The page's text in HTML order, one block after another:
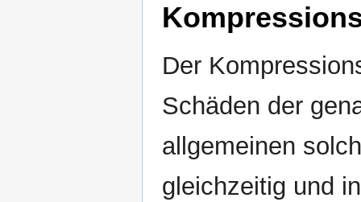
Der
Schäden der
allgemeinen
gleichzeitig und